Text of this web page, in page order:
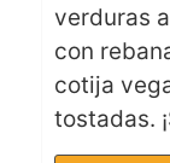
verduras
con
cotija
tostadas.